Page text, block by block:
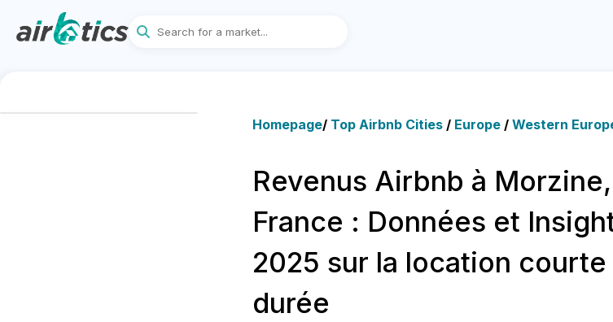
Homepage/ Top Airbnb Cities / Europe / Western
Revenus Airbnb à Morzine,
France : Données et
2025 sur la location courte
durée